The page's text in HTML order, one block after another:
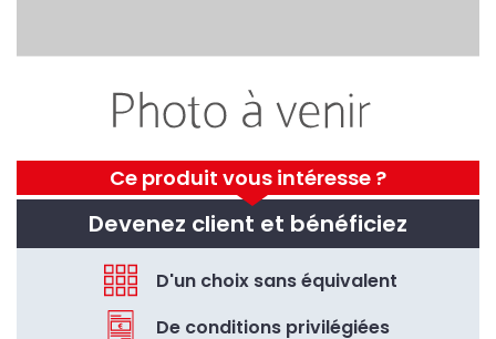
Ce produit vous intéresse ?
Devenez client et bénéficiez
D'un choix sans équivalent
De conditions privilégiées